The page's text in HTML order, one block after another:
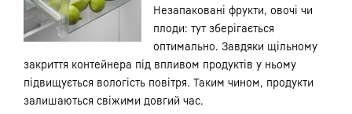
Незапаковані фрукти, овочі чи
плоди: тут зберігається
оптимально. Завдяки щільному
закриття контейнера під впливом продуктів у ньому
підвищується вологість повітря. Таким чином, продукти
залишаються свіжими довгий час.